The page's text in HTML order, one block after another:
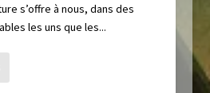
s’offre à nous, dans des
les uns que les...